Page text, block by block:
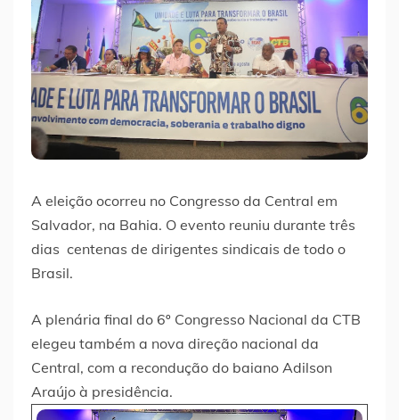
A eleição ocorreu no Congresso da Central em
Salvador, na Bahia. O evento reuniu durante três
dias centenas de dirigentes sindicais de todo o
Brasil.
A plenária final do 6º Congresso Nacional da CTB
elegeu também a nova direção nacional da
Central, com a recondução do baiano Adilson
Araújo à presidência.